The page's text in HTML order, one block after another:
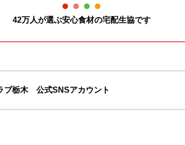
42万人が選ぶ安心食材の宅配生協です
ブ栃木 公式SNSアカウント